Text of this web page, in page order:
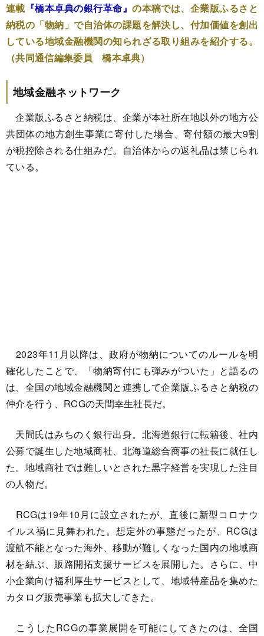
連載 『橋本卓典の銀行革命』の本稿では、企業版ふるさと
納税の「物納」で自治体の課題を解決し、付加価値を創出
している地域金融機関の知られざる取り組みを紹介する。
（共同通信編集委員 橋本卓典）
地域金融ネットワーク
企業版ふるさと納税は、企業が本社所在地以外の地方公
共団体の地方創生事業に寄付した場合、寄付額の最大9割
が税控除される仕組みだ。自治体からの返礼品は禁じられ
ている。
2023年11月以降は、政府が物納についてのルールを明
確化したことで、「物納寄付にも弾みがついた」と語るの
は、全国の地域金融機関と連携して企業版ふるさと納税の
仲介を行う、RCGの天間幸生社長だ。
天間氏はみちのく銀行出身。北海道銀行に転籍後、社内
公募で誕生した地域商社、北海道総合商事の社長に就任し
た。地域商社では難しいとされた黒字経営を実現した注目
の人物だ。
RCGは19年10月に設立されたが、直後に新型コロナウ
イルス禍に見舞われた。想定外の事態だったが、RCGは
渡航不能となった海外、移動が難しくなった国内の地域商
材を結ぶ、販路開拓支援サービスを展開した。さらに、中
小企業向け福利厚生サービスとして、地域特産品を集めた
カタログ販売事業も拡大してきた。
こうしたRCGの事業展開を可能にしてきたのは、全国